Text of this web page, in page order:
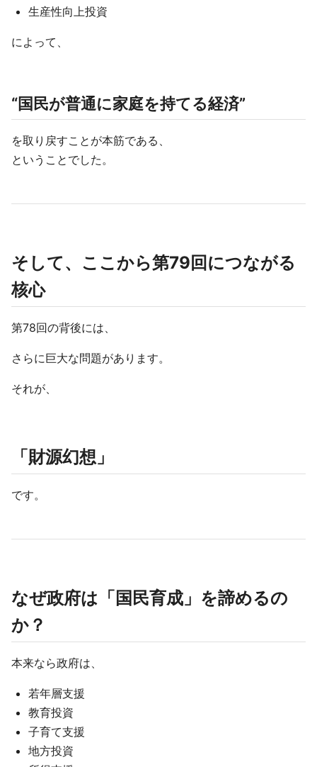
生産性向上投資
によって、
“国民が普通に家庭を持てる経済”
を取り戻すことが本筋である、
ということでした。
そして、ここから第79回につながる
核心
第78回の背後には、
さらに巨大な問題があります。
それが、
「財源幻想」
です。
なぜ政府は「国民育成」を諦めるの
か？
本来なら政府は、
若年層支援
教育投資
子育て支援
地方投資